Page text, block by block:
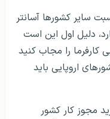
سایر کشورها آسا‌نتر
دلیل اول این است
کارفرما را مجاب کنید
اروپایی باید
مجوز کار کشور